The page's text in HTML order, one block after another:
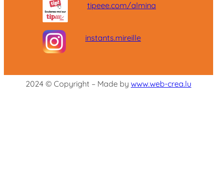
tipeee.com/almina
instants.mireille
2024 © Copyright – Made by www.web-crea.lu